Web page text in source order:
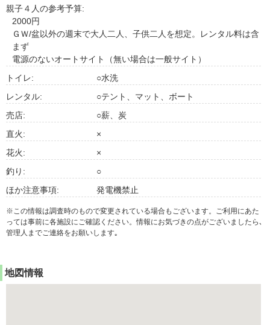
親子４人の参考予算:
2000円
ＧＷ/盆以外の週末で大人二人、子供二人を想定。レンタル料は含
まず
電源のないオートサイト（無い場合は一般サイト）
トイレ:
○水洗
レンタル:
○テント、マット、ボート
売店:
○薪、炭
直火:
×
花火:
×
釣り:
○
ほか注意事項:
発電機禁止
※この情報は調査時のもので変更されている場合もございます。ご利用にあた
っては事前に各施設にご確認ください。情報にお気づきの点がございましたら､
管理人までご連絡をお願いします｡
地図情報